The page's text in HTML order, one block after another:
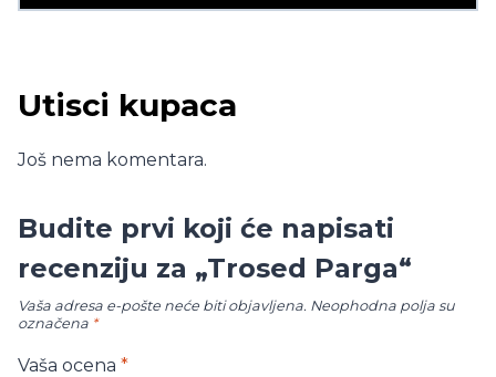
Utisci kupaca
Još nema komentara.
Budite prvi koji će napisati
recenziju za „Trosed Parga“
Vaša adresa e-pošte neće biti objavljena. Neophodna polja su
označena *
Vaša ocena *